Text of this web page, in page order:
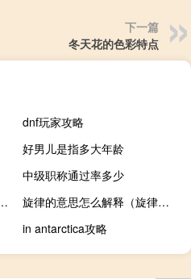
下一篇
冬天花的色彩特点
dnf玩家攻略
好男儿是指多大年龄
中级职称通过率多少
仑苏保质期都是6个月吗
旋律的意思怎么解释（旋律的意思）
in antarctica攻略